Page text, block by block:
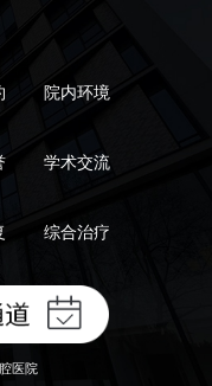
院内环境
学术交流
综合治疗
医院